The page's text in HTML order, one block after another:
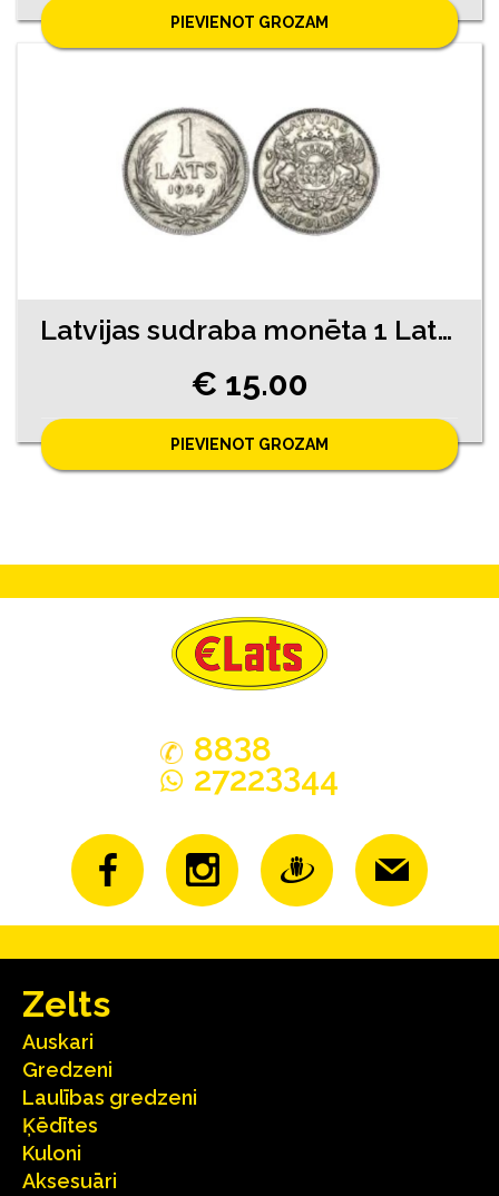
PIEVIENOT GROZAM
Latvijas sudraba monēta 1 Lats 1924. gads
€ 15.00
PIEVIENOT GROZAM
8838
27223344
Zelts
Auskari
Gredzeni
Laulības gredzeni
Ķēdītes
Kuloni
Aksesuāri